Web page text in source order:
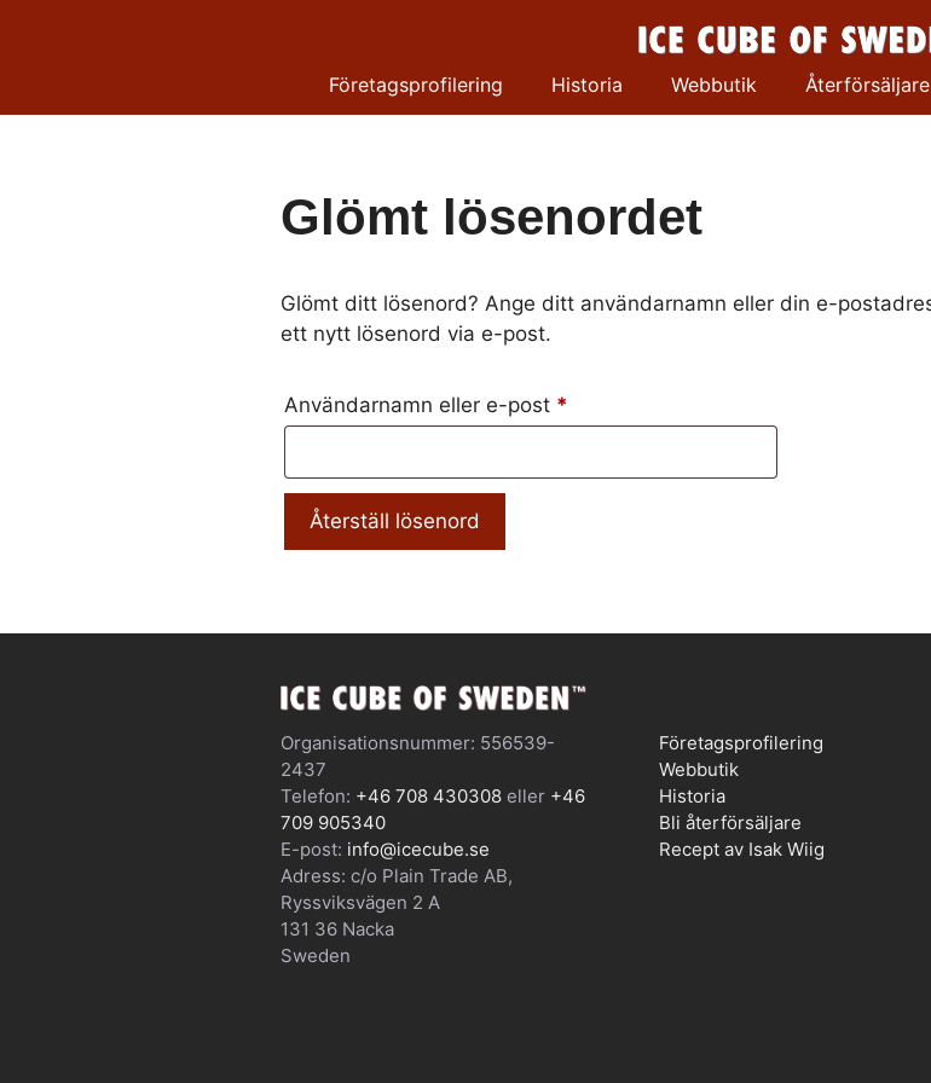
Företagsprofilering Historia Webbutik Återförsäljare
Glömt lösenordet
Glömt ditt lösenord? Ange ditt användarnamn eller din e-
ett nytt lösenord via e-post.
Användarnamn eller e-post *
Återställ lösenord
Organisationsnummer: 556539-
2437
Telefon: +46 708 430308 eller +46
709 905340
E-post: info@icecube.se
Adress: c/o Plain Trade AB,
Ryssviksvägen 2 A
131 36 Nacka
Sweden
Företagsprofilering
Webbutik
Historia
Bli återförsäljare
Recept av Isak Wiig